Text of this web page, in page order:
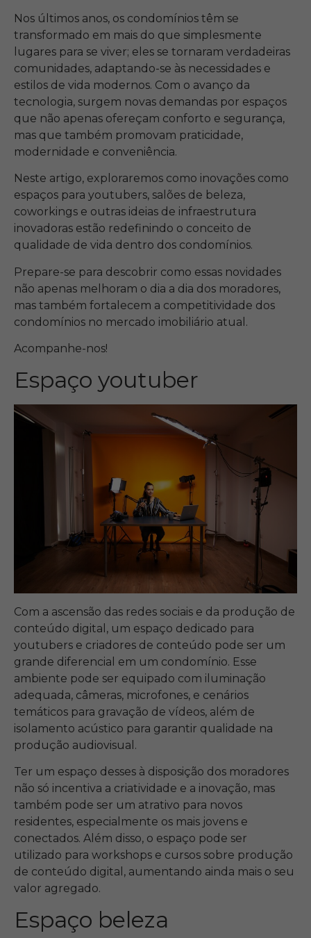
Nos últimos anos, os condomínios têm se
transformado em mais do que simplesmente
lugares para se viver; eles se tornaram verdadeiras
comunidades, adaptando-se às necessidades e
estilos de vida modernos. Com o avanço da
tecnologia, surgem novas demandas por espaços
que não apenas ofereçam conforto e segurança,
mas que também promovam praticidade,
modernidade e conveniência.
Neste artigo, exploraremos como inovações como
espaços para youtubers, salões de beleza,
coworkings e outras ideias de infraestrutura
inovadoras estão redefinindo o conceito de
qualidade de vida dentro dos condomínios.
Prepare-se para descobrir como essas novidades
não apenas melhoram o dia a dia dos moradores,
mas também fortalecem a competitividade dos
condomínios no mercado imobiliário atual.
Acompanhe-nos!
Espaço youtuber
Com a ascensão das redes sociais e da produção de
conteúdo digital, um espaço dedicado para
youtubers e criadores de conteúdo pode ser um
grande diferencial em um condomínio. Esse
ambiente pode ser equipado com iluminação
adequada, câmeras, microfones, e cenários
temáticos para gravação de vídeos, além de
isolamento acústico para garantir qualidade na
produção audiovisual.
Ter um espaço desses à disposição dos moradores
não só incentiva a criatividade e a inovação, mas
também pode ser um atrativo para novos
residentes, especialmente os mais jovens e
conectados. Além disso, o espaço pode ser
utilizado para workshops e cursos sobre produção
de conteúdo digital, aumentando ainda mais o seu
valor agregado.
Espaço beleza